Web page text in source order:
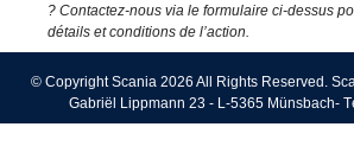
? Contactez-nous via le formulaire ci-dessus
détails et conditions de l’action.
© Copyright Scania 2026 All Rights Reserved.
Gabriël Lippmann 23 - L-5365 Münsbach-